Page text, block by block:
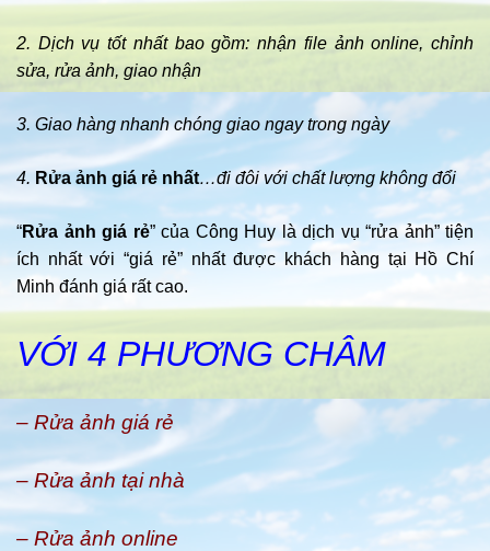
2. Dịch vụ tốt nhất bao gồm: nhận file ảnh online, chỉnh
sửa, rửa ảnh, giao nhận
3. Giao hàng nhanh chóng giao ngay trong ngày
4. Rửa ảnh giá rẻ nhất…đi đôi với chất lượng không đổi
“Rửa ảnh giá rẻ” của Công Huy là dịch vụ “rửa ảnh” tiện
ích nhất với “giá rẻ” nhất được khách hàng tại Hồ Chí
Minh đánh giá rất cao.
VỚI 4 PHƯƠNG CHÂM
– Rửa ảnh giá rẻ
– Rửa ảnh tại nhà
– Rửa ảnh online